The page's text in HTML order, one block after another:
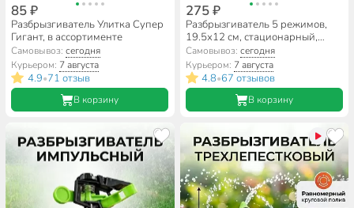
85 ₽
Разбрызгиватель Улитка Супер
Гигант, в ассортименте
Самовывоз:сегодня
Курьером: 7 августа
4.9•71 отзыв
В корзину
275 ₽
Разбрызгиватель 5 режимов,
19.5х12 см, стационарный,
быстросъемный, Grandy, JS-308
Самовывоз: сегодня
Курьером: 7 августа
4.8•67 отзывов
В корзину